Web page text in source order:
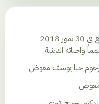
إنتقل إلى رحمته تعالى يوم الإثنين الواقع في 30 تموز 2018
حنا يوسف معوض
معوض